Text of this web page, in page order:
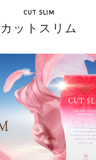
CUT SLIM
カットスリム